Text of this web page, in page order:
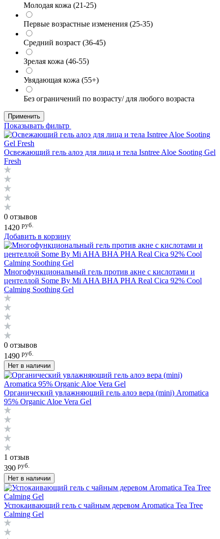
Молодая кожа (21-25)
Первые возрастные изменения (25-35)
Средний возраст (36-45)
Зрелая кожа (46-55)
Увядающая кожа (55+)
Без ограничений по возрасту/ для любого возраста
Применить
Показывать фильтр
Освежающий гель алоэ для лица и тела Isntree Aloe Sooting Gel
Fresh
0 отзывов
1420 руб.
Добавить в корзину
Многофункциональный гель против акне с кислотами и
центеллой Some By Mi AHA BHA PHA Real Cica 92% Cool
Calming Soothing Gel
0 отзывов
1490 руб.
Нет в наличии
Органический увлажняющий гель алоэ вера (mini) Aromatica
95% Organic Aloe Vera Gel
1 отзыв
390 руб.
Нет в наличии
Успокаивающий гель c чайным деревом Aromatica Tea Tree
Calming Gel